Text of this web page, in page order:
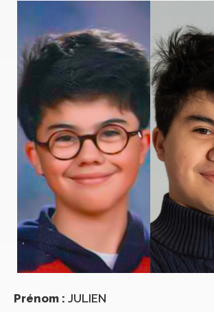
Prénom : JULIEN